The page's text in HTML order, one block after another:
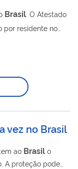
Brasil . O Atestado
por residente no
prestou serviços
à fonte
vez no Brasil
ao Brasil o